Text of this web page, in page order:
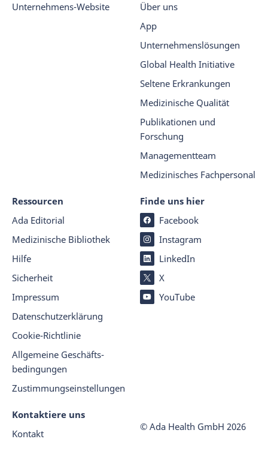
Unternehmens-Website
Über uns
App
Unternehmenslösungen
Global Health Initiative
Seltene Erkrankungen
Medizinische Qualität
Publikationen und
Forschung
Managementteam
Medizinisches Fachpersonal
Ressourcen
Ada Editorial
Medizinische Bibliothek
Hilfe
Sicherheit
Impressum
Datenschutz­er­klärung
Cookie-Richtlinie
Allgemeine Geschäfts­
beding­ungen
Zustimmungseinstellungen
Finde uns hier
Facebook
Instagram
LinkedIn
X
YouTube
Kontaktiere uns
Kontakt
© Ada Health GmbH 2026